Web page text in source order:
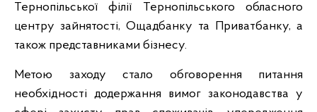
Тернопільської філії Тернопільського обласного
центру зайнятості, Ощадбанку та Приватбанку, а
також представниками бізнесу.
Метою заходу стало обговорення питання
необхідності додержання вимог законодавства у